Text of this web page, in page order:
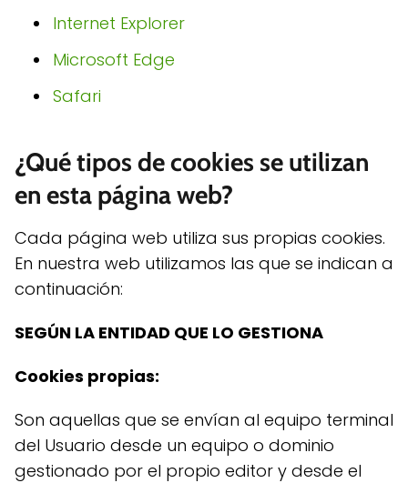
Internet Explorer
Microsoft Edge
Safari
¿Qué tipos de cookies se utilizan
en esta página web?
Cada página web utiliza sus propias cookies.
En nuestra web utilizamos las que se indican a
continuación:
SEGÚN LA ENTIDAD QUE LO GESTIONA
Cookies propias:
Son aquellas que se envían al equipo terminal
del Usuario desde un equipo o dominio
gestionado por el propio editor y desde el